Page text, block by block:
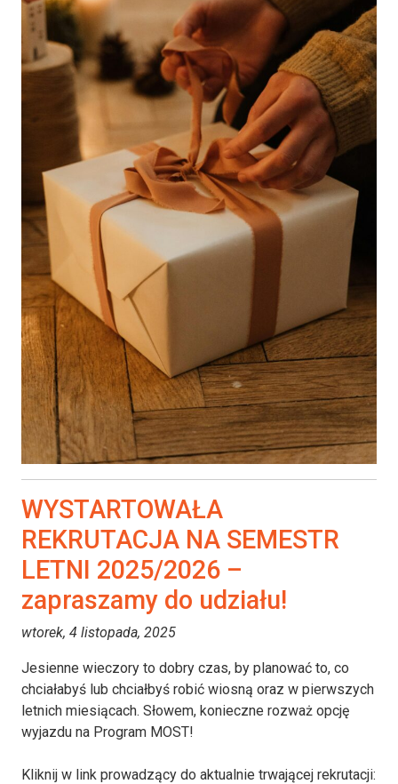
WYSTARTOWAŁA
REKRUTACJA NA SEMESTR
LETNI 2025/2026 –
zapraszamy do udziału!
wtorek, 4 listopada, 2025
Jesienne wieczory to dobry czas, by planować to, co
chciałabyś lub chciałbyś robić wiosną oraz w pierwszych
letnich miesiącach. Słowem, konieczne rozważ opcję
wyjazdu na Program MOST!
Kliknij w link prowadzący do aktualnie trwającej rekrutacji: